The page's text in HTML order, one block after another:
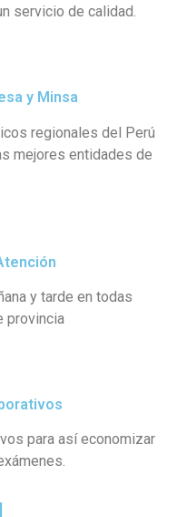
servicio de calidad.
y Minsa
regionales del Perú
mejores entidades de
y tarde en todas
provincia
para así economizar